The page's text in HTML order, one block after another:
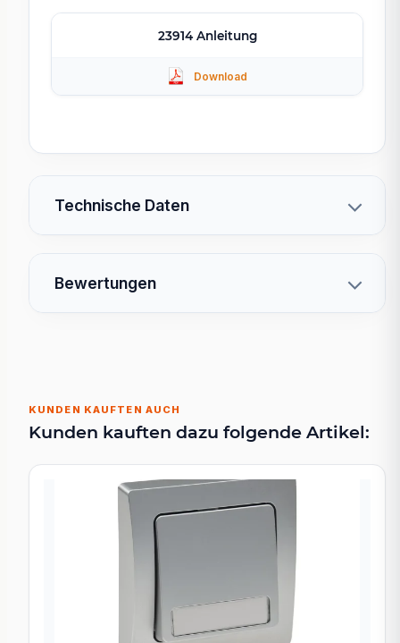
23914 Anleitung
Technische Daten
Bewertungen
KUNDEN KAUFTEN AUCH
Kunden kauften dazu folgende Artikel: